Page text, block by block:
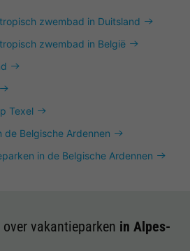
zwembad in Duitsland
zwembad in België
Texel
de Belgische Ardennen
in de Belgische Ardennen
vakantieparken in Alpes-